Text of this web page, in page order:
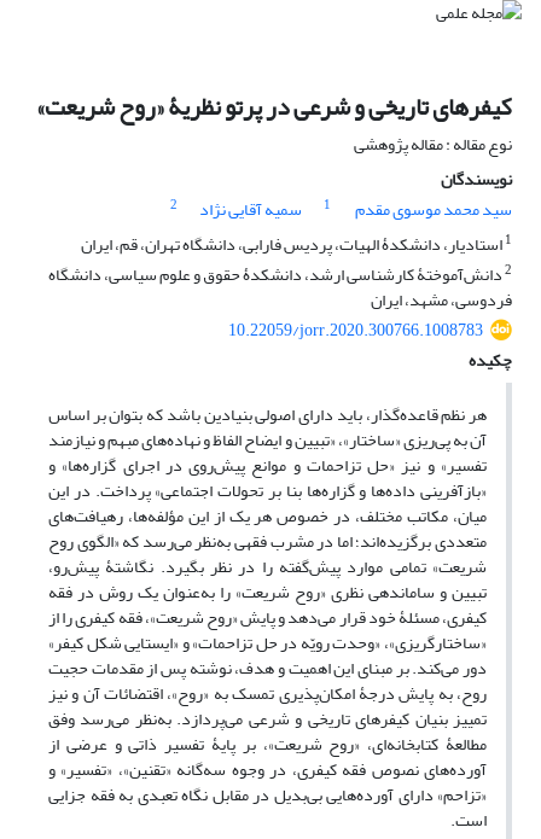
کیفرهای تاریخی و شرعی در پرتو نظریۀ «روح شریعت»
نوع مقاله : مقاله پژوهشی
نویسندگان
سید محمد موسوی مقدم
1 سمیه آقایی نژاد
2
1استادیار، دانشکدۀ الهیات، پردیس فارابی، دانشگاه تهران، قم، ایران
2دانش‌آموختۀ کارشناسی ارشد، دانشکدۀ حقوق و علوم سیاسی، دانشگاه
فردوسی، مشهد، ایران
10.22059/jorr.2020.300766.1008783
چکیده
هر نظم قاعده‌گذار، باید دارای اصولی بنیادین باشد که بتوان بر اساس
آن به پی‌ریزی «ساختار»، «تبیین و ایضاح الفاظ و نهاده‌های مبهم و نیازمند
تفسیر» و نیز «حل تزاحمات و موانع پیش‌روی در اجرای گزاره‌ها» و
«بازآفرینی داده‌ها و گزاره‌ها بنا بر تحولات اجتماعی» پرداخت. در این
میان، مکاتب مختلف، در خصوص هر یک از این مؤلفه‌ها، رهیافت‌های
متعددی برگزیده‌اند؛ اما در مشرب فقهی به‌نظر می‌رسد که «الگوی روح
شریعت» تمامی موارد پیش‌گفته را در نظر بگیرد. نگاشتۀ پیش‌رو،
تبیین و ساماندهی نظری «روح شریعت» را به‌عنوان یک روش در فقه
کیفری، مسئلۀ خود قرار می‌دهد و پایش «روح شریعت»، فقه کیفری را از
«ساختارگریزی»، «وحدت رویّه در حل تزاحمات» و «ایستایی شکل کیفر»
دور می‌کند. بر مبنای این اهمیت و هدف، نوشته پس از مقدمات حجیت
روح، به پایش درجۀ امکان‌پذیری تمسک به «روح»، اقتضائات آن و نیز
تمییز بنیان کیفرهای تاریخی و شرعی می‌پردازد. به‌نظر می‌رسد وفق
مطالعۀ کتابخانه‌ای، «روح شریعت»، بر پایۀ تفسیر ذاتی و عرضی از
آورده‌های نصوص فقه کیفری، در وجوه سه‌گانه «تقنین»، «تفسیر» و
«تزاحم» دارای آورده‌هایی بی‌بدیل در مقابل نگاه تعبدی به فقه جزایی
است.